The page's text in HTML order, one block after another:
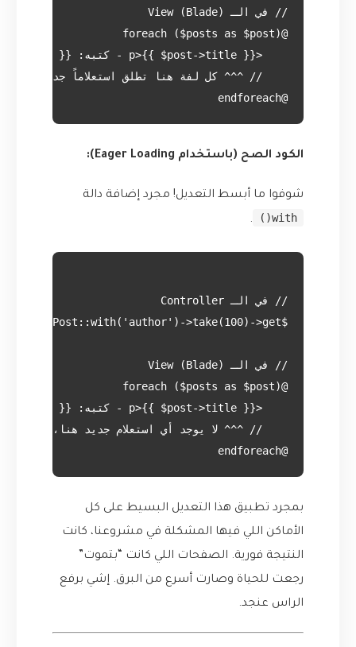
@endforeach
الكود الصح (باستخدام Eager Loading):
شوفوا ما أبسط التعديل! مجرد إضافة دالة
with()
.
@endforeach
بمجرد تطبيق هذا التعديل البسيط على كل
الأماكن اللي فيها المشكلة في مشروعنا، كانت
النتيجة فورية. الصفحات اللي كانت “بتموت”
رجعت للحياة وصارت أسرع من البرق. إشي برفع
الراس عنجد.